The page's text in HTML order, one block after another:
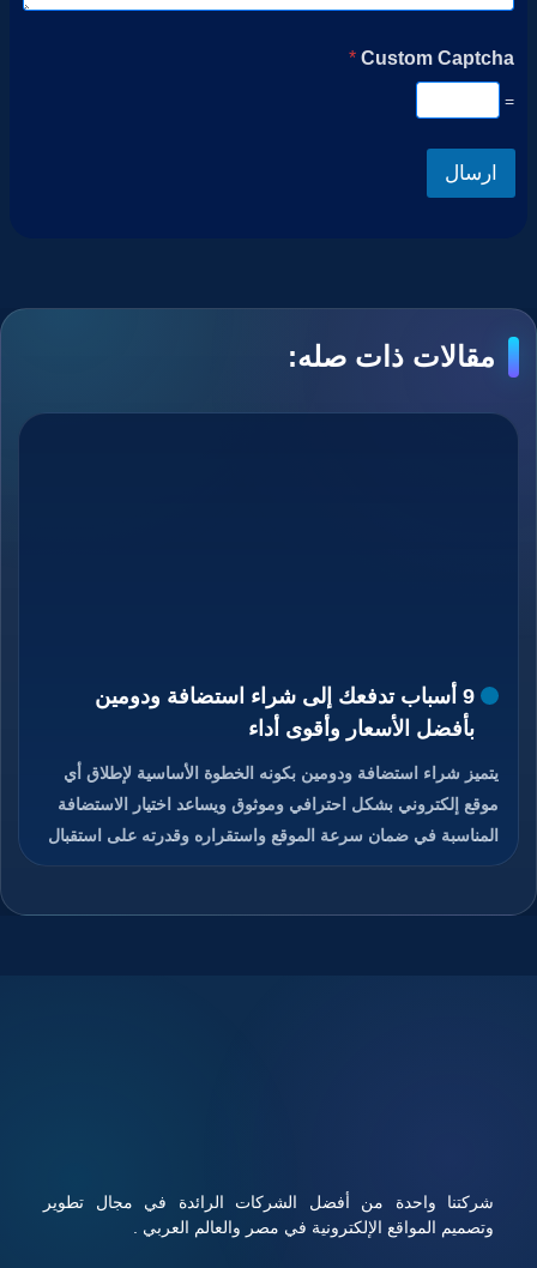
Custom Captcha
*
=
ارسال
مقالات ذات صله:
9 أسباب تدفعك إلى شراء استضافة ودومين
بأفضل الأسعار وأقوى أداء
يتميز شراء استضافة ودومين بكونه الخطوة الأساسية لإطلاق أي
موقع إلكتروني بشكل احترافي وموثوق ويساعد اختيار الاستضافة
المناسبة في ضمان سرعة الموقع واستقراره وقدرته على استقبال
الزوار دون انقطاع، كما يمنح الدومين هوية رقمية مميزة تسهل على
شركتنا واحدة من أفضل الشركات الرائدة في مجال تطوير
وتصميم المواقع الإلكترونية في مصر والعالم العربي .